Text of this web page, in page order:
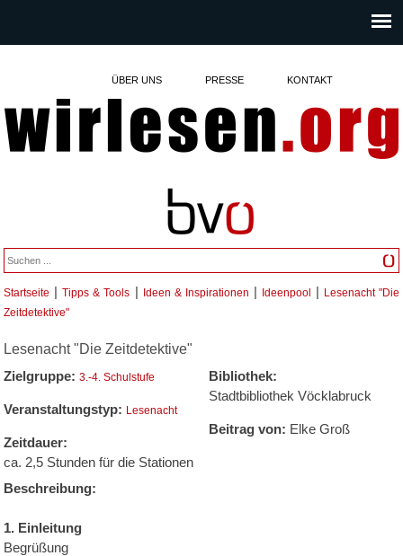
ÜBER UNS PRESSE KONTAKT
Sie sind hier
Startseite |Tipps & Tools | Ideen & Inspirationen | Ideenpool | Lesenacht "Die
Zeitdetektive"
Lesenacht "Die Zeitdetektive"
Zielgruppe:3.-4. Schulstufe
Veranstaltungstyp: Lesenacht
Zeitdauer:
ca. 2,5 Stunden für die Stationen
Bibliothek:
Stadtbibliothek Vöcklabruck
Beitrag von: Elke Groß
Beschreibung:
1. Einleitung
Begrüßung